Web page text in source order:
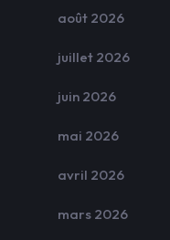
août 2026
juillet 2026
juin 2026
mai 2026
avril 2026
mars 2026